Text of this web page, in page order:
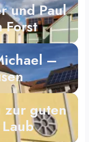
und Paul
Forst
–
zur guten